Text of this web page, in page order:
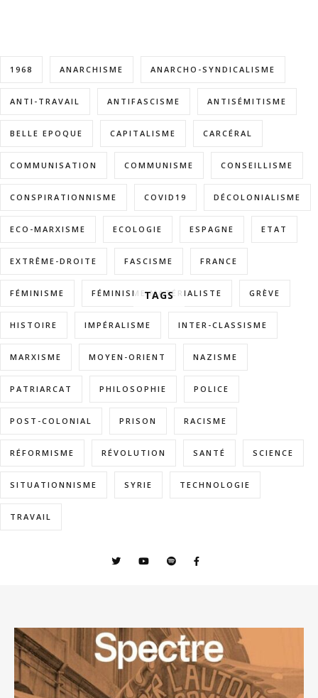
TAGS
1968 ANARCHISME ANARCHO-SYNDICALISME
ANTI-TRAVAIL ANTIFASCISME ANTISÉMITISME
BELLE EPOQUE CAPITALISME CARCÉRAL
COMMUNISATION COMMUNISME CONSEILLISME
CONSPIRATIONNISME COVID19 DÉCOLONIALISME
ECO-MARXISME ECOLOGIE ESPAGNE ETAT
EXTRÊME-DROITE FASCISME FRANCE
FÉMINISME FÉMINISME MATÉRIALISTE GRÈVE
HISTOIRE IMPÉRALISME INTER-CLASSISME
MARXISME MOYEN-ORIENT NAZISME
PATRIARCAT PHILOSOPHIE POLICE
POST-COLONIAL PRISON RACISME
RÉFORMISME RÉVOLUTION SANTÉ SCIENCE
SITUATIONNISME SYRIE TECHNOLOGIE
TRAVAIL